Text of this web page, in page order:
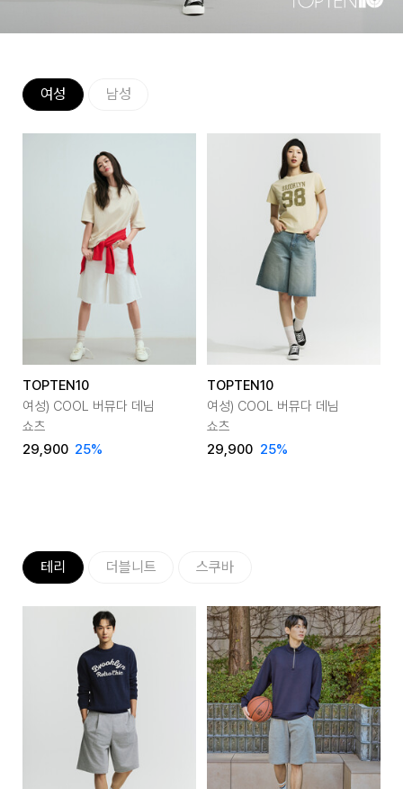
여성 남성
TOPTEN10
여성) COOL 버뮤다 데님
쇼츠
29,900 25%
TOPTEN10
여성) COOL 버뮤다 데님
쇼츠
29,900 25%
테리 더블니트 스쿠바